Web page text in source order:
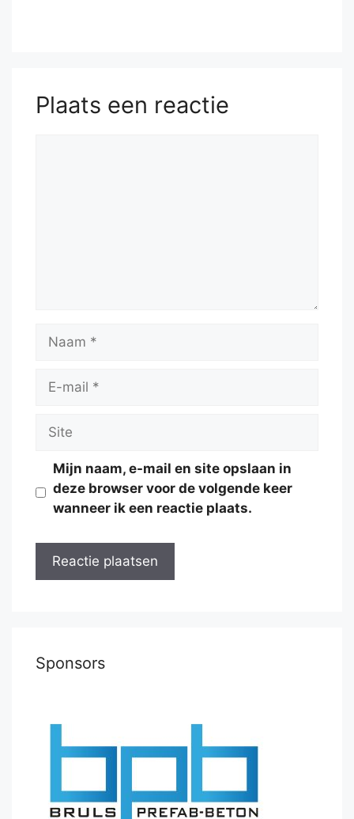
Plaats een reactie
Naam
Site
Mijn naam, e-mail en site opslaan in
deze browser voor de volgende keer
wanneer ik een reactie plaats.
Sponsors